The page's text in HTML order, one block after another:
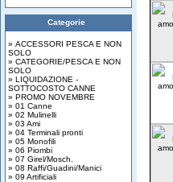
Categorie
» ACCESSORI PESCA E NON
SOLO
» CATEGORIE/PESCA E NON
SOLO
» LIQUIDAZIONE -
SOTTOCOSTO CANNE
» PROMO NOVEMBRE
» 01 Canne
» 02 Mulinelli
» 03 Ami
» 04 Terminali pronti
» 05 Monofili
» 06 Piombi
» 07 Girel/Mosch.
» 08 Raffi/Guadini/Manici
» 09 Artificiali